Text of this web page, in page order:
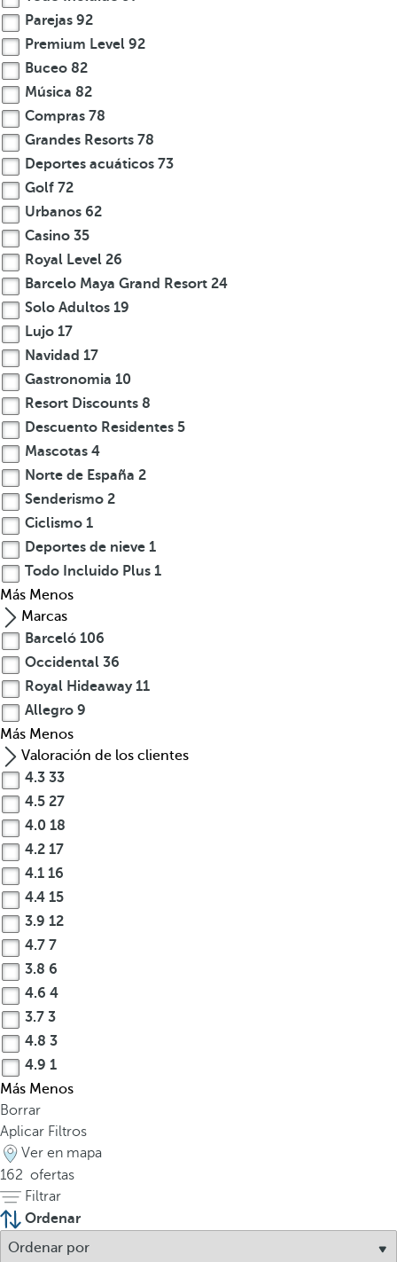
Parejas 92
Premium Level 92
Buceo 82
Música 82
Compras 78
Grandes Resorts 78
Deportes acuáticos 73
Golf 72
Urbanos 62
Casino 35
Royal Level 26
Barcelo Maya Grand Resort 24
Solo Adultos 19
Lujo 17
Navidad 17
Gastronomia 10
Resort Discounts 8
Descuento Residentes 5
Mascotas 4
Norte de España 2
Senderismo 2
Ciclismo 1
Deportes de nieve 1
Todo Incluido Plus 1
Más Menos
Marcas
Barceló 106
Occidental 36
Royal Hideaway11
Allegro 9
Más Menos
Valoración de los clientes
4.3 33
4.5 27
4.0 18
4.2 17
4.1 16
4.4 15
3.9 12
4.7 7
3.8 6
4.6 4
3.7 3
4.8 3
4.9 1
Más Menos
Borrar
Aplicar Filtros
Ver en mapa
162 ofertas
Filtrar
Ordenar